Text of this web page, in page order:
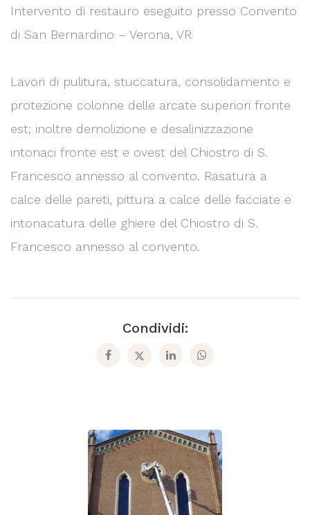
Intervento di restauro eseguito presso Convento
di San Bernardino – Verona, VR
Lavori di pulitura, stuccatura, consolidamento e
protezione colonne delle arcate superiori fronte
est; inoltre demolizione e desalinizzazione
intonaci fronte est e ovest del Chiostro di S.
Francesco annesso al convento. Rasatura a
calce delle pareti, pittura a calce delle facciate e
intonacatura delle ghiere del Chiostro di S.
Francesco annesso al convento.
Condividi: